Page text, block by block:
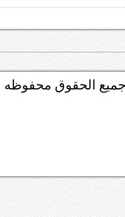
الحقوق محفوظه